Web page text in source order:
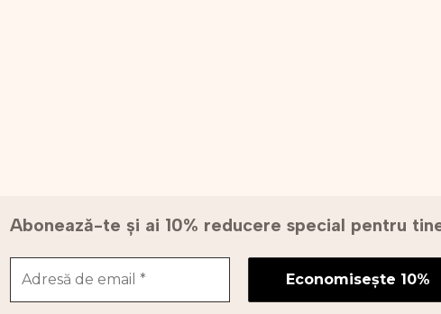
Abonează-te și ai 10% reducere special pentru